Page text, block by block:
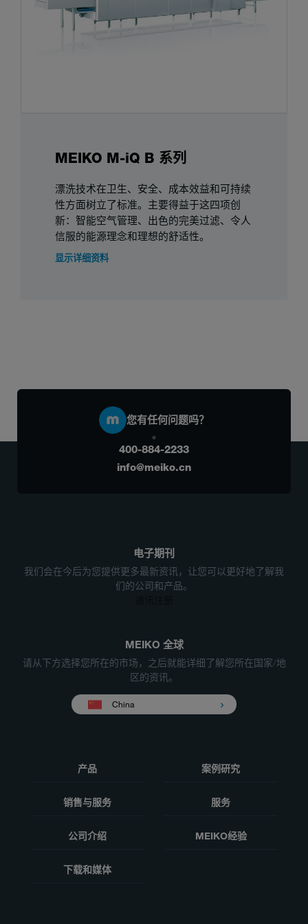
MEIKO M-iQ B 系列
漂洗技术在卫生、安全、成本效益和可持续
性方面树立了标准。主要得益于这四项创
新：智能空气管理、出色的完美过滤、令人
信服的能源理念和理想的舒适性。
显示详细资料
您有任何问题吗？
400-884-2233
info@meiko.cn
电子期刊
我们会在今后为您提供更多最新资讯，让您可以更好地了解我
们的公司和产品。
MEIKO 全球
请从下方选择您所在的市场，之后就能详细了解您所在国家/地
区的资讯。
China
产品 案例研究
销售与服务 服务
公司介绍 MEIKO经验
下载和媒体